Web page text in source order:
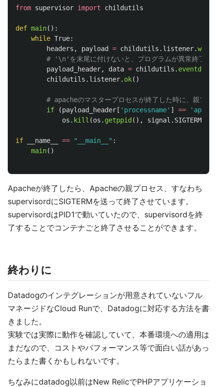
from supervisor import childutils
def main():
while True:
headers , payload = childutils . listener.wait
payload_header, data = childutils . eventdata
childutils . listener. ok()
if (payload_header [ ' processname' ] == '
os . kill (os . getppid (), signal . SIGTERM
if __name__ == " __main__ " :
main()
Apacheが終了したら、Apacheの親プロセス、すなわち
supervisordにSIGTERMを送って終了させています。
supervisordはPID1で動いていたので、supervisordを終
了することでコンテナごと終了させることができます。
終わりに
Datadogのインテグレーションが用意されていないフル
マネージドなCloud Runで、Datadogに対応する方法を書
きました。
実験では実際に動作を確認していて、本番環境への適用は
まだなので、コストやパフォーマンス等で面白い話があっ
たらまた書くかもしれないです。
ちなみにdatadog以前はNew RelicでPHPアプリケーショ